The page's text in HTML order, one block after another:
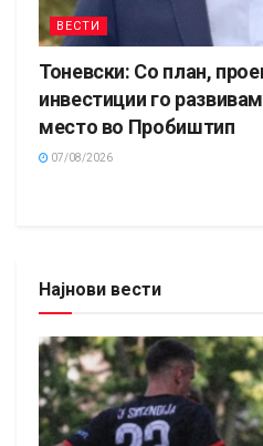
ВЕСТИ
Тоневски: Со план,
инвестиции го
место во Пробиштип
07/08/2026
Најнови вести